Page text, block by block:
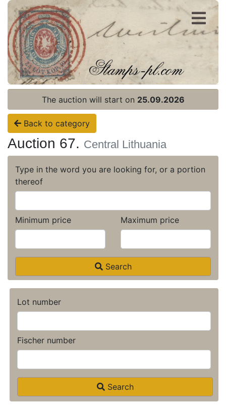
Register
Login
The auction will start on 25.09.2026
Back to category
Auction 67. Central Lithuania
Type in the word you are looking for, or a portion
thereof
Minimum price Maximum price
Search
Lot number
Fischer number
Search